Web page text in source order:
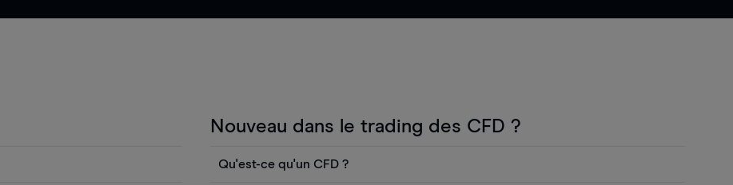
Nouveau dans le trading des CFD ?
Qu'est-ce qu'un CFD ?